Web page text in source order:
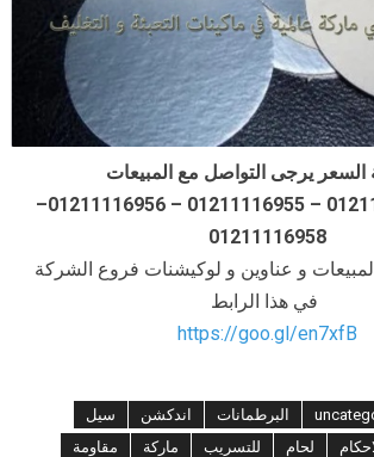
السعر يرجى التواصل مع المبيعات
موبايل 01211116954 – 01211116955 – 01211116956–
01211116958
و عناوين و لوكيشنات فروع الشركة
في هذا الرابط
https://goo.gl/en7xfB
البرطمانات اندكشن
سيل
لحام للتسريب ماركة
مقاومة